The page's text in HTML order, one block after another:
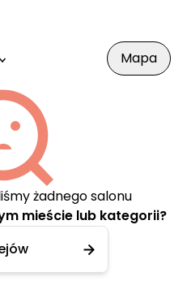
Mapa
żadnego salonu
mieście lub kategorii?